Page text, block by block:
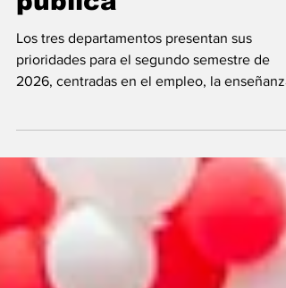
orientar la gestión
pública
Los tres departamentos presentan sus
2026, centradas en el empleo, la enseñanza
ejecución, eficiencia y coordinación
institucional. La planificación de las
que marcarán la actividad del Ejecutivo en
próximos meses continúa avanzando. Este
martes, la Presidencia del Gobierno, en
Malabo II, acogió una nueva jornada de